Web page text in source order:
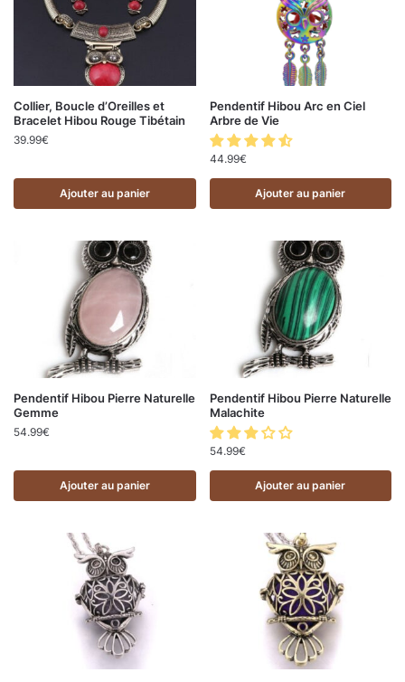
Collier, Boucle d’Oreilles et
Bracelet Hibou Rouge Tibétain
39.99€
Ajouter au panier
Pendentif Hibou Arc en Ciel
Arbre de Vie
44.99€
Ajouter au panier
Pendentif Hibou Pierre Naturelle
Gemme
54.99€
Ajouter au panier
Pendentif Hibou Pierre Naturelle
Malachite
54.99€
Ajouter au panier